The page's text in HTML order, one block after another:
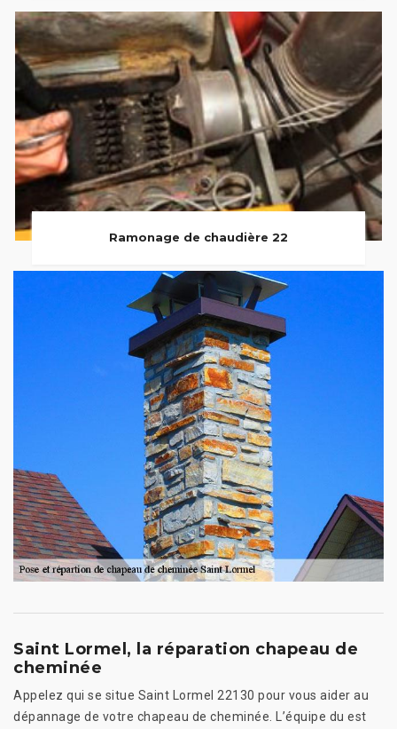
Ramonage de chaudière 22
Saint Lormel, la réparation chapeau de
cheminée
Appelez qui se situe Saint Lormel 22130 pour vous aider au
dépannage de votre chapeau de cheminée. L’équipe du est